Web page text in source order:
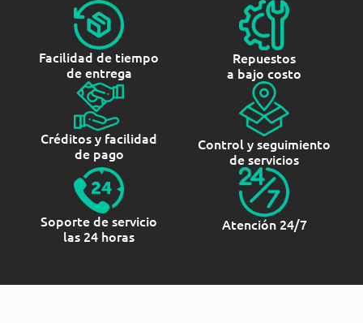
Facilidad de tiempo
de entrega
Repuestos
a bajo costo
Créditos y facilidad
de pago
Control y seguimiento
de servicios
Soporte de servicio
las 24 horas
Atención 24/7